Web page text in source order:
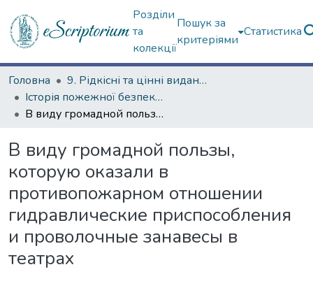
Розділи
та
колекції
Пошук за
критеріями
Статистика
Головна
9. Рідкісні та цінні видання
Історія пожежної безпеки (сторінками періодичних видань)
В виду громадной пользы, которую оказали в противопожарном отношении гидравлические приспособления и проволочные занавесы в театрах
В виду громадной пользы,
которую оказали в
противопожарном отношении
гидравлические приспособления
и проволочные занавесы в
театрах